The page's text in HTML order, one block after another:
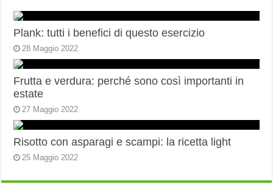
Plank: tutti i benefici di questo esercizio
28 Maggio 2022
Frutta e verdura: perché sono così importanti in
estate
27 Maggio 2022
Risotto con asparagi e scampi: la ricetta light
25 Maggio 2022